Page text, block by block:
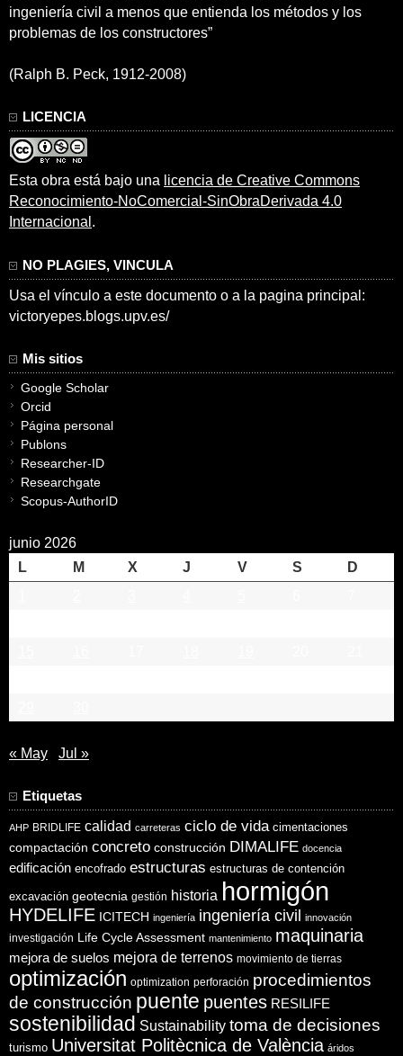
ingeniería civil a menos que entienda los métodos y los
problemas de los constructores”
(Ralph B. Peck, 1912-2008)
LICENCIA
Esta obra está bajo una licencia de Creative Commons
Reconocimiento-NoComercial-SinObraDerivada 4.0
Internacional .
NO PLAGIES, VINCULA
Usa el vínculo a este documento o a la pagina principal:
victoryepes.blogs.upv.es/
Mis sitios
Google Scholar
Orcid
Página personal
Publons
Researcher-ID
Researchgate
Scopus-AuthorID
junio 2026
L
M X J V S
D
« May Jul »
Etiquetas
AHP BRIDLIFE calidad carreteras ciclo de vida cimentaciones
compactación concreto construcción DIMALIFE docencia
edificación encofrado estructuras estructuras de contención
excavación geotecnia gestión historia hormigón
HYDELIFE ICITECH ingeniería ingeniería civil innovación
investigación Life Cycle Assessment mantenimiento maquinaria
mejora de suelos mejora de terrenos movimiento de tierras
optimización optimization perforación procedimientos
de construcción puente puentes RESILIFE
sostenibilidad Sustainability toma de decisiones
turismo Universitat Politècnica de València áridos